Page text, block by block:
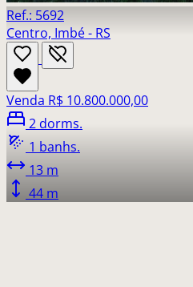
Ref.: 5692
Centro, Imbé - RS
Venda R$ 10.800.000,00
2 dorms.
1 banhs.
13 m
44 m